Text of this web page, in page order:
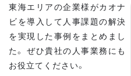
東海エリアの企業様がカオナ
ビを導入して人事課題の解決
を実現した事例をまとめまし
た。 ぜひ貴社の人事業務にも
お役立てください。